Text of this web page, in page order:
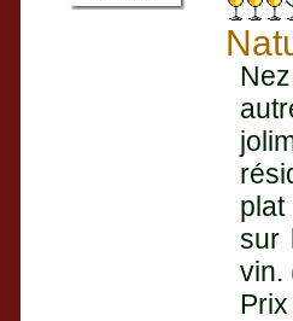
sur
vin.